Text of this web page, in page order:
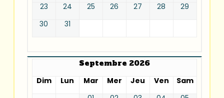
23
24 25 26 27 28
29
30
31
Septembre 2026
Dim
Lun Mar Mer Jeu Ven
Sam